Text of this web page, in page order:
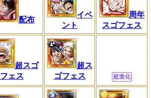
配布
イベ
ント
周年
スゴフェス
超スゴ
フェス
超ス
ゴフェス
超進化